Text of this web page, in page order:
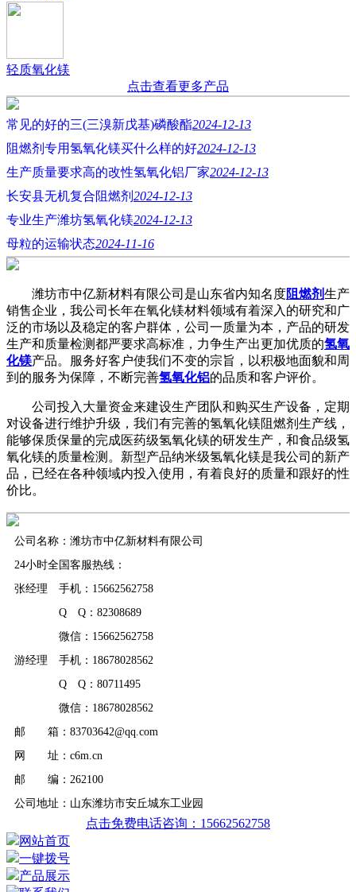
轻质氧化镁
点击查看更多产品
常见的好的三(三溴新戊基)磷酸酯2024-12-13
阻燃剂专用氢氧化镁买什么样的好2024-12-13
生产质量要求高的改性氢氧化铝厂家2024-12-13
长安县无机复合阻燃剂 2024-12-13
专业生产潍坊氢氧化镁2024-12-13
母粒的运输状态2024-11-16
潍坊市中亿新材料有限公司是山东省内知名度阻燃剂生产
销售企业，我公司长年在氧化镁材料领域有着深入的研究和广
泛的市场以及稳定的客户群体，公司一质量为本，产品的研发
生产和质量检测都严要求高标准，力争生产出更加优质的氢氧
化镁产品。服务好客户使我们不变的宗旨，以积极地面貌和周
到的服务为保障，不断完善氢氧化铝的品质和客户评价。
公司投入大量资金来建设生产团队和购买生产设备，定期
对设备进行维护升级，我们有完善的氢氧化镁阻燃剂生产线，
能够保质保量的完成医药级氢氧化镁的研发生产，和食品级氢
氧化镁的质量检测。新型产品纳米级氢氧化镁是我公司的新产
品，已经在各种领域内投入使用，有着良好的质量和跟好的性
价比。
公司名称：潍坊市中亿新材料有限公司
24小时全国客服热线：
张经理 手机：15662562758
Q Q：82308689
微信：15662562758
游经理 手机：18678028562
Q Q：80711495
微信：18678028562
邮 箱：83703642@qq.com
网 址：c6m.cn
邮 编：262100
公司地址：山东潍坊市安丘城东工业园
点击免费电话咨询：15662562758
网站首页
一键拨号
产品展示